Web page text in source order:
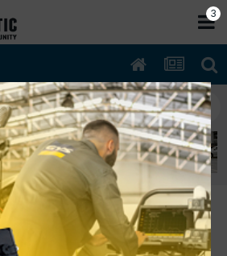
d 07/2004 1364cc 1nd
altalenante
2